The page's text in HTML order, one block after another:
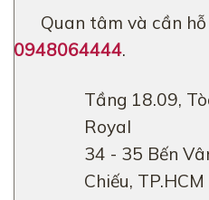
Quan tâm và cần
0948064444.
Tầng 18.09,
Royal
34 - 35 Bến
Chiếu, TP.HCM